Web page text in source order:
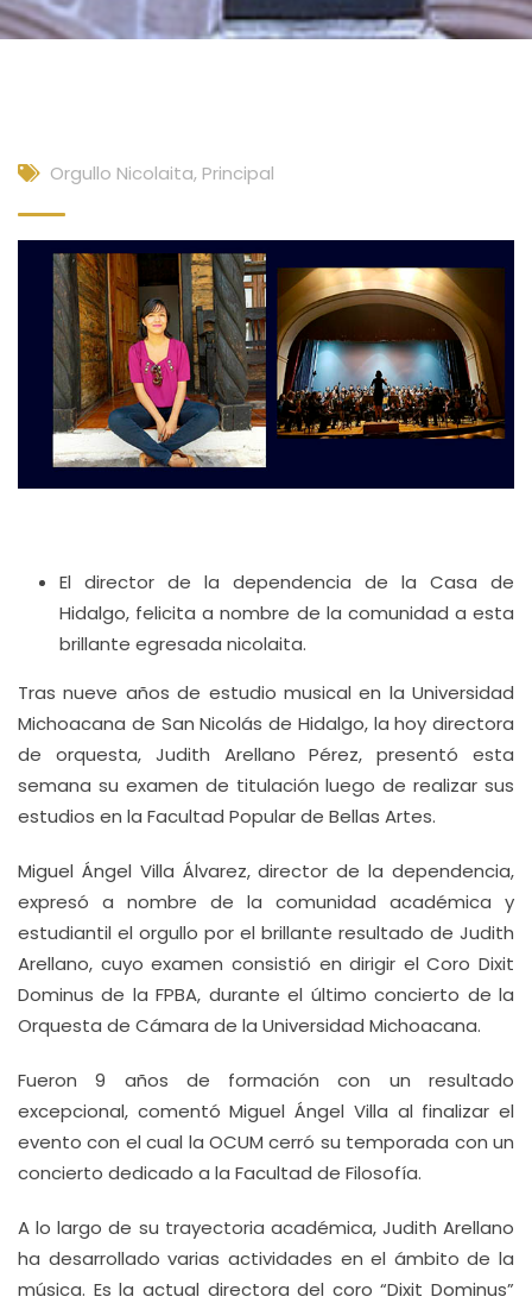
Orgullo Nicolaita, Principal
El director de la dependencia de la Casa de
Hidalgo, felicita a nombre de la comunidad a esta
brillante egresada nicolaita.
Tras nueve años de estudio musical en la Universidad
Michoacana de San Nicolás de Hidalgo, la hoy directora
de orquesta, Judith Arellano Pérez, presentó esta
semana su examen de titulación luego de realizar sus
estudios en la Facultad Popular de Bellas Artes.
Miguel Ángel Villa Álvarez, director de la dependencia,
expresó a nombre de la comunidad académica y
estudiantil el orgullo por el brillante resultado de Judith
Arellano, cuyo examen consistió en dirigir el Coro Dixit
Dominus de la FPBA, durante el último concierto de la
Orquesta de Cámara de la Universidad Michoacana.
Fueron 9 años de formación con un resultado
excepcional, comentó Miguel Ángel Villa al finalizar el
evento con el cual la OCUM cerró su temporada con un
concierto dedicado a la Facultad de Filosofía.
A lo largo de su trayectoria académica, Judith Arellano
ha desarrollado varias actividades en el ámbito de la
música. Es la actual directora del coro “Dixit Dominus”